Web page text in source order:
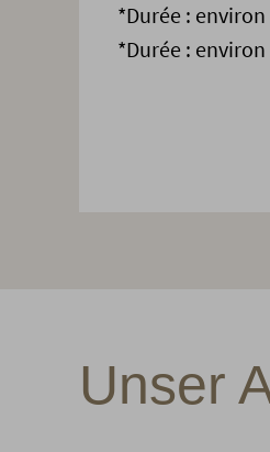
*Durée :
*Durée :
Unser